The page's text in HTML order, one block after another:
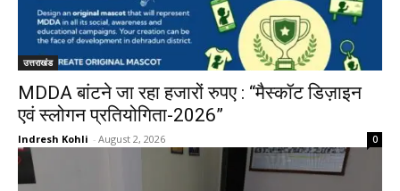
उत्तराखंड
MDDA बांटने जा रहा हजारों रुपए : “मैस्कॉट डिज़ाइन
एवं स्लोगन प्रतियोगिता-2026”
Indresh Kohli - August 2, 2026 0